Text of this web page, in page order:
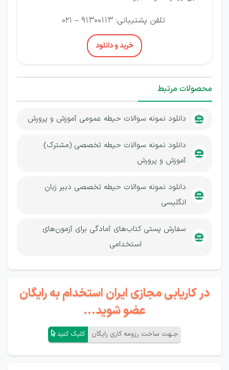
تلفن پشتیبانی: 91300113 – 021
خرید و دانلود
محصولات مرتبط
دانلود نمونه سوالات حیطه عمومی آموزش و پرورش
دانلود نمونه سوالات حیطه تخصصی (مشترک)
آموزش و پرورش
دانلود نمونه سوالات حیطه تخصصی دبیر زبان
انگلیسی
سفارش پستی کتاب‌های آمادگی برای آزمون‌های
استخدامی
در کاریابی مجازی ایران استخدام به رایگان
عضو شوید...
جـهت ساخت رزومه کاری رایگان کلیک کنید